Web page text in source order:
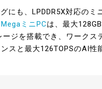
にも、LPDDR5X対応のミ
ミニPCは、最大
ージを搭載でき、ワークス
スと最大126TOPSのAI性